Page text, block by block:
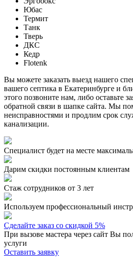
Юбас
Термит
Танк
Тверь
ДКС
Кедр
Flotenk
Вы можете заказать выезд нашего
вашего септика в Екатеринбурге и
этого позвоните нам, либо оставьте
обратной связи в шапке сайта. Мы
неисправностями и продлим срок
канализации.
Специалист будет на месте
Дарим скидки постоянным клиентам
Стаж сотрудников от 3 лет
Используем профессиональный
Сделайте заказ со скидкой 5%
При вызове мастера через сайт Вы
услуги
Оставить заявку